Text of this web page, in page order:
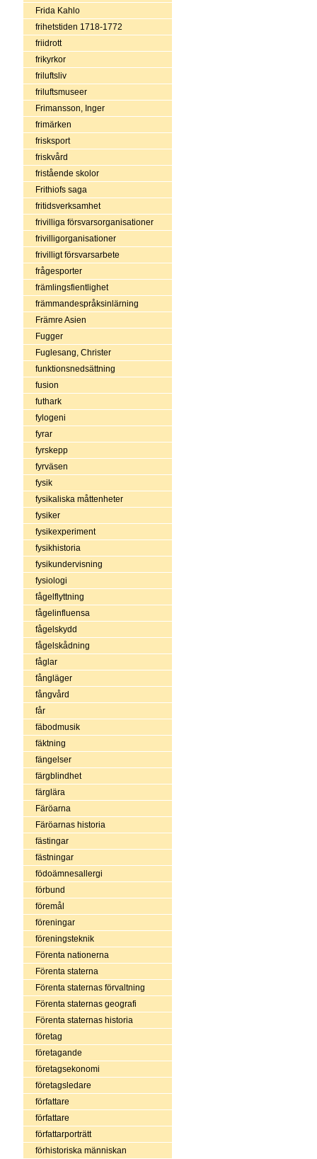
Frida Kahlo
frihetstiden 1718-1772
friidrott
frikyrkor
friluftsliv
friluftsmuseer
Frimansson, Inger
frimärken
frisksport
friskvård
fristående skolor
Frithiofs saga
fritidsverksamhet
frivilliga försvarsorganisationer
frivilligorganisationer
frivilligt försvarsarbete
frågesporter
främlingsfientlighet
främmandespråksinlärning
Främre Asien
Fugger
Fuglesang, Christer
funktionsnedsättning
fusion
futhark
fylogeni
fyrar
fyrskepp
fyrväsen
fysik
fysikaliska måttenheter
fysiker
fysikexperiment
fysikhistoria
fysikundervisning
fysiologi
fågelflyttning
fågelinfluensa
fågelskydd
fågelskådning
fåglar
fångläger
fångvård
får
fäbodmusik
fäktning
fängelser
färgblindhet
färglära
Färöarna
Färöarnas historia
fästingar
fästningar
födoämnesallergi
förbund
föremål
föreningar
föreningsteknik
Förenta nationerna
Förenta staterna
Förenta staternas förvaltning
Förenta staternas geografi
Förenta staternas historia
företag
företagande
företagsekonomi
företagsledare
författare
författare
författarporträtt
förhistoriska människan